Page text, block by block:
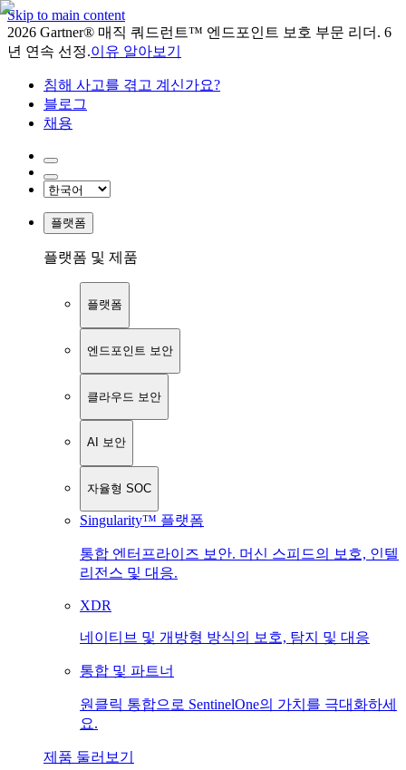
Skip to main content
2026 Gartner® 매직 쿼드런트™ 엔드포인트 보호 부문 리더. 6
년 연속 선정.이유 알아보기
침해 사고를 겪고 계신가요?
블로그
채용
플랫폼
플랫폼 및 제품
플랫폼
엔드포인트 보안
클라우드 보안
AI 보안
자율형 SOC
Singularity™ 플랫폼
통합 엔터프라이즈 보안. 머신 스피드의 보호, 인텔
리전스 및 대응.
XDR
네이티브 및 개방형 방식의 보호, 탐지 및 대응
통합 및 파트너
원클릭 통합으로 SentinelOne의 가치를 극대화하세
요.
제품 둘러보기